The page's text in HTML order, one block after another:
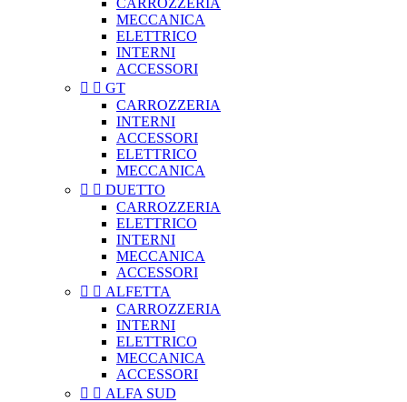
CARROZZERIA
MECCANICA
ELETTRICO
INTERNI
ACCESSORI
  GT
CARROZZERIA
INTERNI
ACCESSORI
ELETTRICO
MECCANICA
  DUETTO
CARROZZERIA
ELETTRICO
INTERNI
MECCANICA
ACCESSORI
  ALFETTA
CARROZZERIA
INTERNI
ELETTRICO
MECCANICA
ACCESSORI
  ALFA SUD